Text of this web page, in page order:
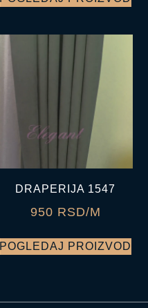
DRAPERIJA 1547
950 RSD/M
POGLEDAJ PROIZVOD